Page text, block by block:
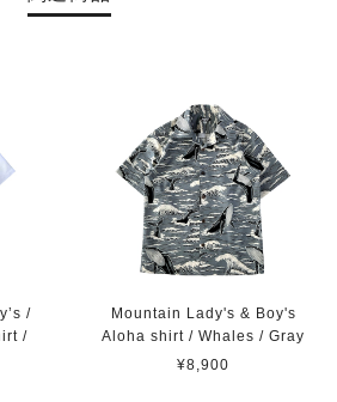
/
/
Mountain Lady's & Boy's
Aloha shirt / Whales / Gray
¥8,900